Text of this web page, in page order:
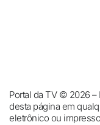
Portal da TV © 2026
desta página em
eletrônico ou